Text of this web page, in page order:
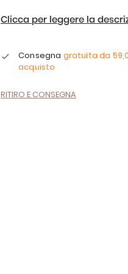
Clicca per leggere la
Consegna gratuita da
acquisto
RITIRO E CONSEGNA